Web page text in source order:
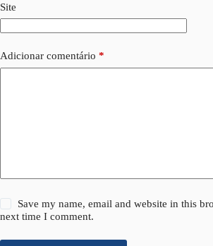
Site
Adicionar comentário *
Save my name, email and website in this
next time I comment.